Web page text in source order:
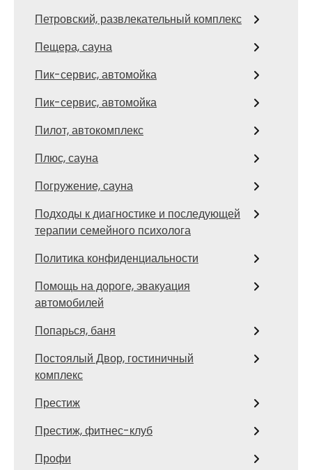
Петровский, развлекательный комплекс
Пещера, сауна
Пик-сервис, автомойка
Пик-сервис, автомойка
Пилот, автокомплекс
Плюс, сауна
Погружение, сауна
Подходы к диагностике и последующей
терапии семейного психолога
Политика конфиденциальности
Помощь на дороге, эвакуация
автомобилей
Попарься, баня
Постоялый Двор, гостиничный
комплекс
Престиж
Престиж, фитнес-клуб
Профи